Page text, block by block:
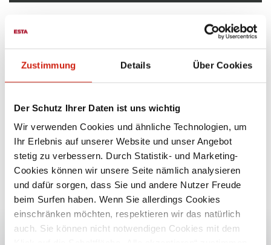
Zustimmung Details Über Cookies
Der Schutz Ihrer Daten ist uns wichtig
Wir verwenden Cookies und ähnliche Technologien, um
Ihr Erlebnis auf unserer Website und unser Angebot
stetig zu verbessern. Durch Statistik- und Marketing-
Cookies können wir unsere Seite nämlich analysieren
und dafür sorgen, dass Sie und andere Nutzer Freude
beim Surfen haben. Wenn Sie allerdings Cookies
einschränken möchten, respektieren wir das natürlich
auch. Sie können nicht notwendigen Cookies mit dem
BESONDERHEITEN
MANUELLE STAN­DARD­FIL­TER­AB­REI­NI­GUNG
DOWNLOADS & DATEN SRF K-
SERIE